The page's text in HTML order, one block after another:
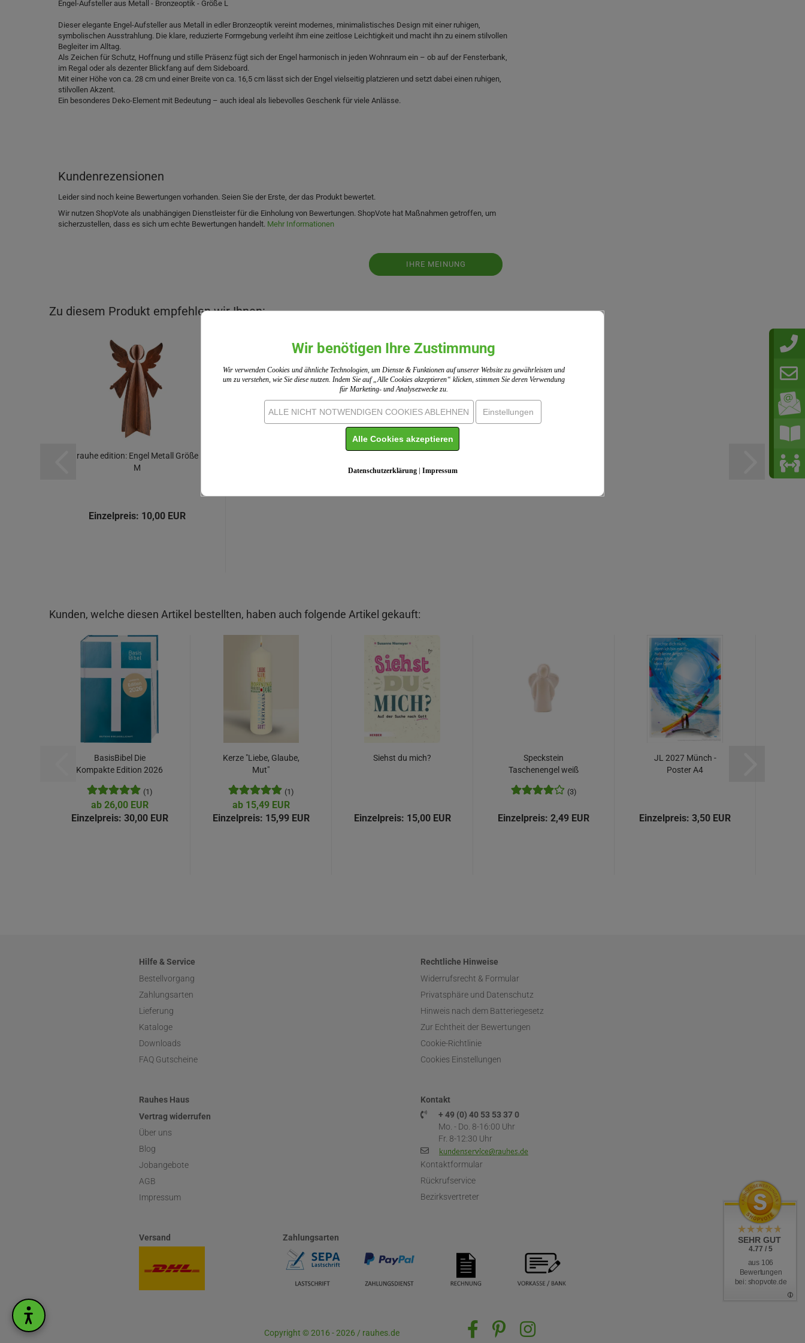
Engel-Aufsteller aus Metall - Bronzeoptik - Größe L
Dieser elegante Engel-Aufsteller aus Metall in edler Bronzeoptik vereint modernes, minimalistisches Design mit einer ruhigen,
symbolischen Ausstrahlung. Die klare, reduzierte Formgebung verleiht ihm eine zeitlose Leichtigkeit und macht ihn zu einem stilvollen
Begleiter im Alltag.
Als Zeichen für Schutz, Hoffnung und stille Präsenz fügt sich der Engel harmonisch in jeden Wohnraum ein – ob auf der Fensterbank,
im Regal oder als dezenter Blickfang auf dem Sideboard.
Mit einer Höhe von ca. 28 cm und einer Breite von ca. 16,5 cm lässt sich der Engel vielseitig platzieren und setzt dabei einen ruhigen,
stilvollen Akzent.
Ein besonderes Deko-Element mit Bedeutung – auch ideal als liebevolles Geschenk für viele Anlässe.
Kundenrezensionen
Leider sind noch keine Bewertungen vorhanden. Seien Sie der Erste, der das Produkt bewertet.
Wir nutzen ShopVote als unabhängigen Dienstleister für die Einholung von Bewertungen. ShopVote hat Maßnahmen getroffen, um
sicherzustellen, dass es sich um echte Bewertungen handelt. Mehr Informationen
IHRE MEINUNG
Zu diesem Produkt empfehlen wir Ihnen:
rauhe edition: Engel Metall Größe
M
Einzelpreis: 10,00 EUR
Kunden, welche diesen Artikel bestellten, haben auch folgende Artikel gekauft:
BasisBibel Die
Kompakte Edition 2026
(1)
ab 26,00 EUR
Einzelpreis: 30,00 EUR
Kerze "Liebe, Glaube,
Mut"
(1)
ab 15,49 EUR
Einzelpreis: 15,99 EUR
Siehst du mich?
Einzelpreis: 15,00 EUR
Speckstein
Taschenengel weiß
(3)
Einzelpreis: 2,49 EUR
JL 2027 Münch -
Poster A4
Einzelpreis: 3,50 EUR
Hilfe & Service
Bestellvorgang
Zahlungsarten
Lieferung
Kataloge
Downloads
FAQ Gutscheine
Rechtliche Hinweise
Widerrufsrecht & Formular
Privatsphäre und Datenschutz
Hinweis nach dem Batteriegesetz
Zur Echtheit der Bewertungen
Cookie-Richtlinie
Cookies Einstellungen
Rauhes Haus
Vertrag widerrufen
Über uns
Blog
Jobangebote
AGB
Impressum
Kontakt
+ 49 (0) 40 53 53 37 0
Mo. - Do. 8-16:00 Uhr
Fr. 8-12:30 Uhr
Kontaktformular
Rückrufservice
Bezirksvertreter
Versand Zahlungsarten
Copyright © 2016 - 2026 / rauhes.de
Wir benötigen Ihre Zustimmung
Wir verwenden Cookies und ähnliche Technologien, um Dienste & Funktionen auf unserer Website zu gewährleisten und
um zu verstehen, wie Sie diese nutzen. Indem Sie auf „Alle Cookies akzeptieren“ klicken, stimmen Sie deren Verwendung
für Marketing- und Analysezwecke zu.
ALLE NICHT NOTWENDIGEN COOKIES ABLEHNEN Einstellungen
Alle Cookies akzeptieren
Datenschutzerklärung| Impressum
SEHR GUT
4.77 / 5
aus 106
Bewertungen
bei: shopvote.de